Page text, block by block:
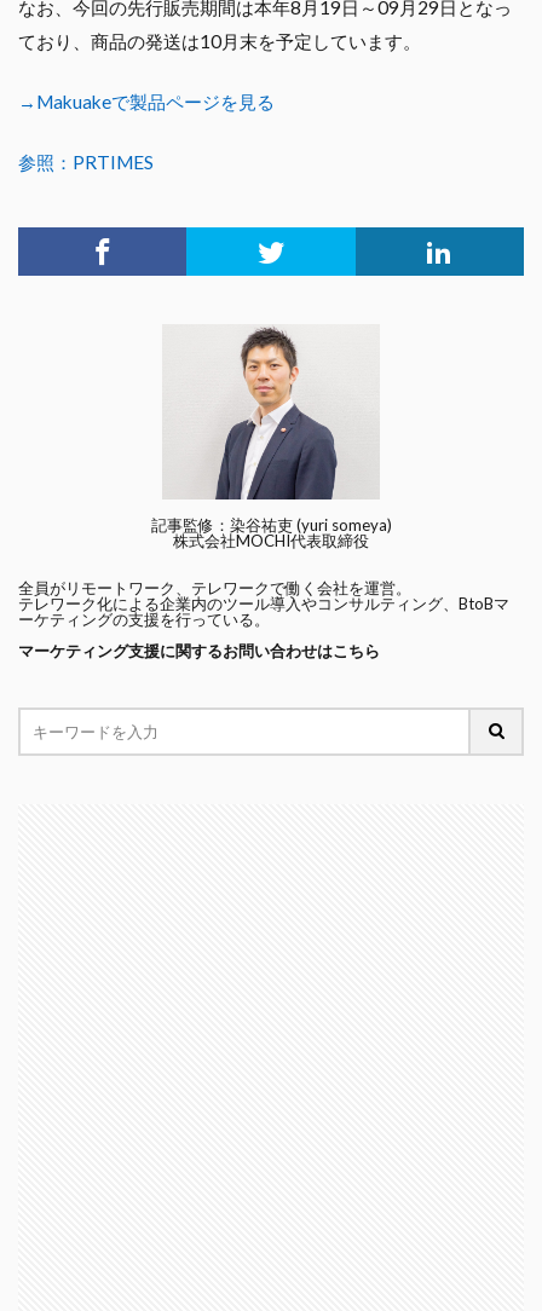
なお、今回の先行販売期間は本年8月19日～09月29日となっ
ており、商品の発送は10月末を予定しています。
→Makuakeで製品ページを見る
参照：PRTIMES
記事監修：染谷祐吏 (yuri someya)
株式会社MOCHI代表取締役
全員がリモートワーク、テレワークで働く会社を運営。
テレワーク化による企業内のツール導入やコンサルティング、BtoBマ
ーケティングの支援を行っている。
マーケティング支援に関するお問い合わせはこちら